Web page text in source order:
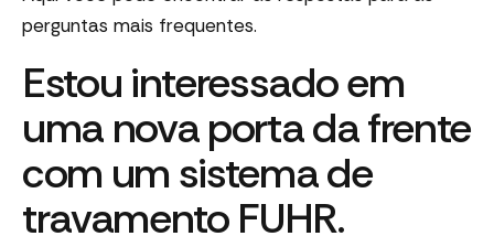
perguntas mais frequentes.
Estou interessado em
uma nova porta da frente
com um sistema de
travamento FUHR.